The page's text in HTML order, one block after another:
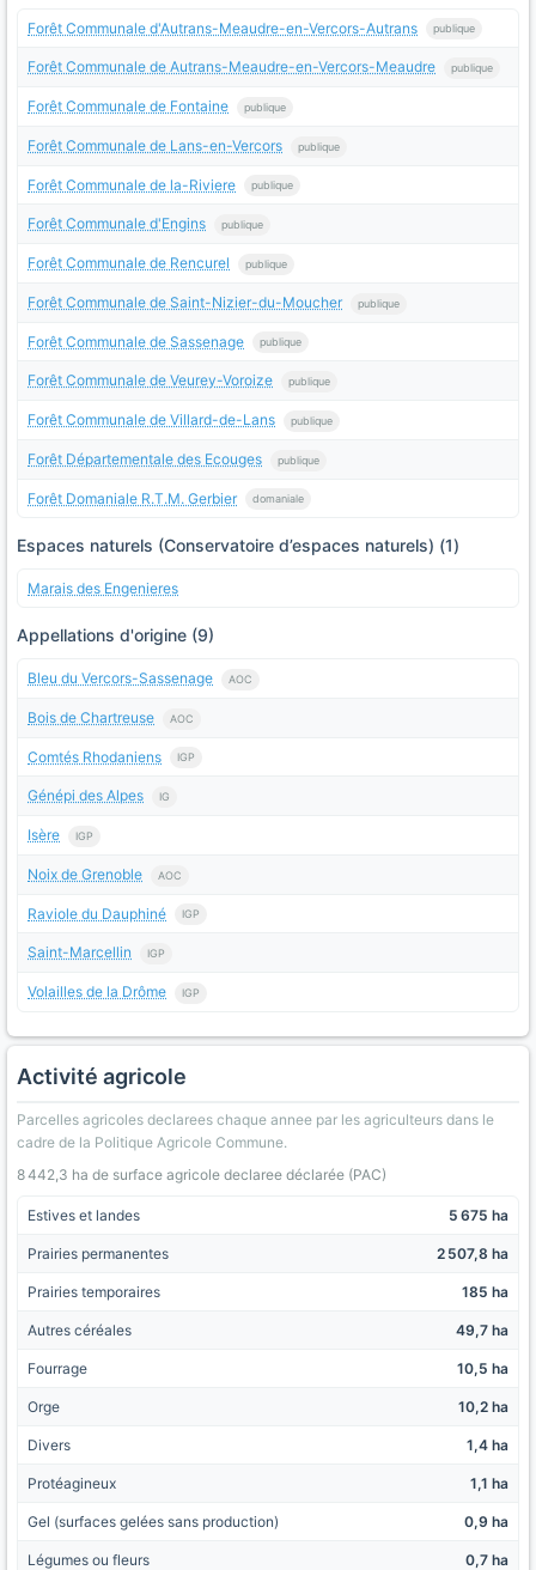
Forêt Communale d'Autrans-Meaudre-en-Vercors-Autrans publique
Forêt Communale de Autrans-Meaudre-en-Vercors-Meaudre publique
Forêt Communale de Fontaine publique
Forêt Communale de Lans-en-Vercors publique
Forêt Communale de la-Riviere publique
Forêt Communale d'Engins publique
Forêt Communale de Rencurel publique
Forêt Communale de Saint-Nizier-du-Moucher publique
Forêt Communale de Sassenage publique
Forêt Communale de Veurey-Voroize publique
Forêt Communale de Villard-de-Lans publique
Forêt Départementale des Ecouges publique
Forêt Domaniale R.T.M. Gerbier domaniale
Espaces naturels (Conservatoire d’espaces naturels) (1)
Marais des Engenieres
Appellations d'origine (9)
Bleu du Vercors-Sassenage AOC
Bois de Chartreuse AOC
Comtés Rhodaniens IGP
Génépi des Alpes IG
Isère IGP
Noix de Grenoble AOC
Raviole du Dauphiné IGP
Saint-Marcellin IGP
Volailles de la Drôme IGP
Activité agricole
Parcelles agricoles declarees chaque annee par les agriculteurs dans le
cadre de la Politique Agricole Commune.
8 442,3 ha de surface agricole declaree déclarée (PAC)
Estives et landes 5 675 ha
Prairies permanentes 2 507,8 ha
Prairies temporaires 185 ha
Autres céréales 49,7 ha
Fourrage 10,5 ha
Orge 10,2 ha
Divers 1,4 ha
Protéagineux 1,1 ha
Gel (surfaces gelées sans production) 0,9 ha
Légumes ou fleurs 0,7 ha